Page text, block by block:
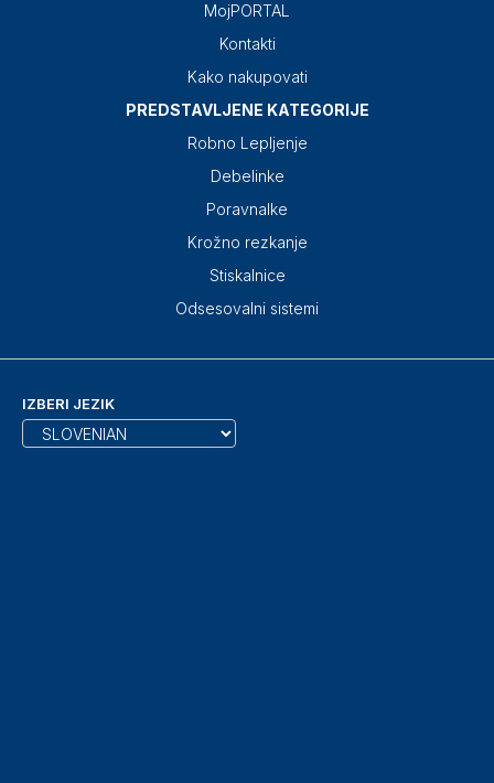
MojPORTAL
Kontakti
Kako nakupovati
PREDSTAVLJENE KATEGORIJE
Robno Lepljenje
Debelinke
Poravnalke
Krožno rezkanje
Stiskalnice
Odsesovalni sistemi
IZBERI JEZIK